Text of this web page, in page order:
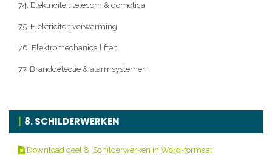
74. Elektriciteit telecom & domotica
75. Elektriciteit verwarming
76. Elektromechanica liften
77. Branddetectie & alarmsystemen
8. SCHILDERWERKEN
Download deel 8. Schilderwerken in Word-formaat